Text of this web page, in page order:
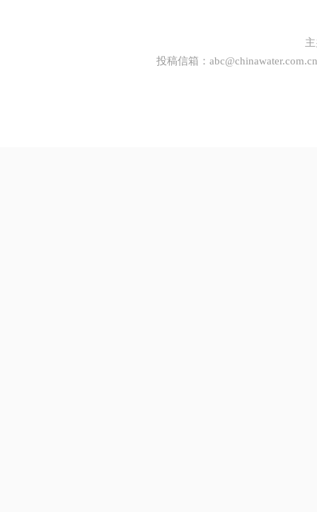
投稿信箱： abc@chinawater.com.cn